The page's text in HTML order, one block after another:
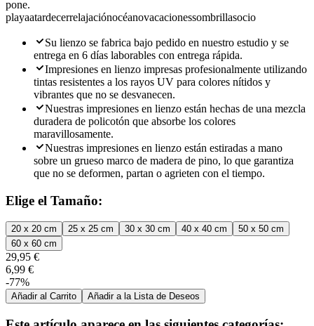
pone.
playaatardecerrelajaciónocéanovacacionessombrillasocio
Su lienzo se fabrica bajo pedido en nuestro estudio y se
entrega en 6 días laborables con entrega rápida.
Impresiones en lienzo impresas profesionalmente utilizando
tintas resistentes a los rayos UV para colores nítidos y
vibrantes que no se desvanecen.
Nuestras impresiones en lienzo están hechas de una mezcla
duradera de policotón que absorbe los colores
maravillosamente.
Nuestras impresiones en lienzo están estiradas a mano
sobre un grueso marco de madera de pino, lo que garantiza
que no se deformen, partan o agrieten con el tiempo.
Elige el Tamaño:
20 x 20 cm 25 x 25 cm 30 x 30 cm 40 x 40 cm
50 x 50 cm
60 x 60 cm
29,95 €
6,99 €
-77%
Añadir al Carrito Añadir a la Lista de Deseos